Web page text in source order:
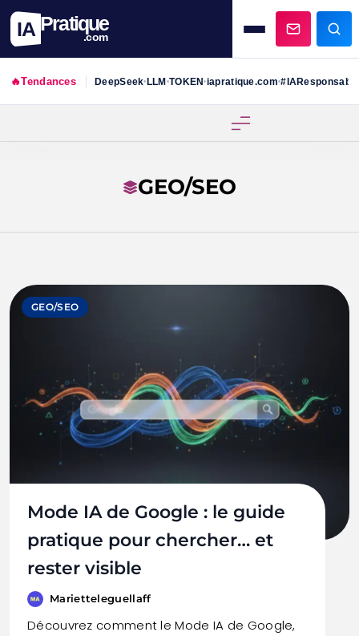
IA Pratique
.com
🔥Tendances DeepSeek•LLM•TOKEN•iapratique.com•#IAResponsable
GEO/SEO
GEO/SEO
Mode IA de Google : le guide
pratique pour chercher… et
rester visible
Marietteleguellaff
Découvrez comment le Mode IA de Google,